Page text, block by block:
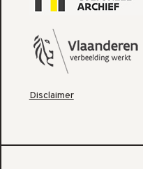
Disclaimer